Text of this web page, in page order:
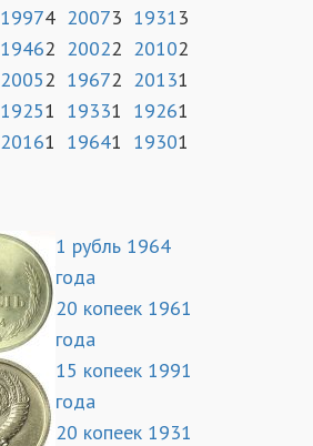
19974 20073 19313
19462 20022 20102
20052 19672 20131
19251 19331 19261
20161 19641 19301
1 рубль 1964
года
20 копеек 1961
года
15 копеек 1991
года
20 копеек 1931